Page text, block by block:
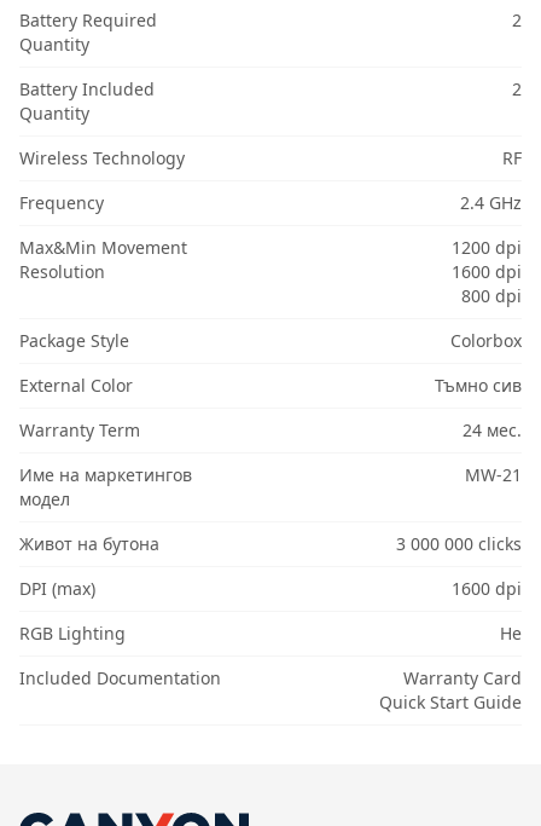
Battery Required
Quantity
2
Battery Included
Quantity
2
Wireless Technology
RF
Frequency
2.4 GHz
Max&Min Movement
Resolution
1200 dpi
1600 dpi
800 dpi
Package Style
Colorbox
External Color
Тъмно сив
Warranty Term
24 мес.
Име на маркетингов
модел
MW-21
Живот на бутона
3 000 000 clicks
DPI (max)
1600 dpi
RGB Lighting
Не
Included Documentation
Warranty Card
Quick Start Guide